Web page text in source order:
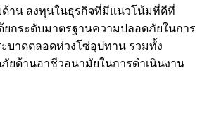
ด้าน ลงทุนในธุรกิจที่มีแนวโน้มที่ดีที่
กระดับมาตรฐานความปลอดภัยในการ
บาดตลอดห่วงโซ่อุปทาน รวมทั้ง
ยด้านอาชีวอนามัยในการดำเนินงาน